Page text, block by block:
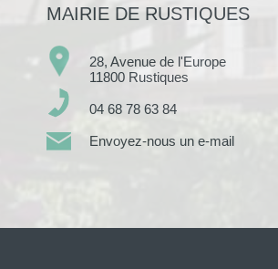
MAIRIE DE RUSTIQUES
28, Avenue de l'Europe
11800 Rustiques
04 68 78 63 84
Envoyez-nous un e-mail